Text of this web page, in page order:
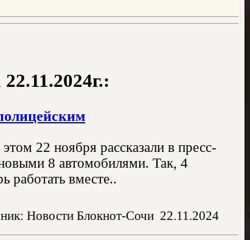
22 ноября рассказали в пресс-
8 автомобилями. Так, 4
работать вместе..
Новости Блокнот-Сочи 22.11.2024